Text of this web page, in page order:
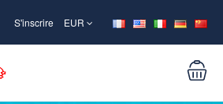
S'inscrire EUR